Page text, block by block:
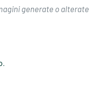
generate o alterate